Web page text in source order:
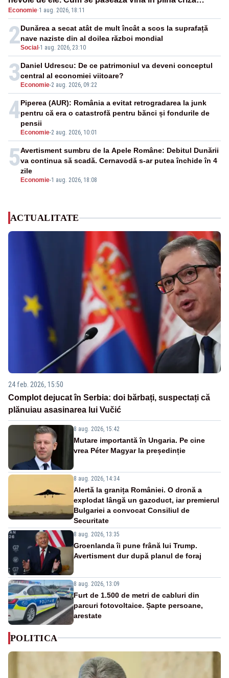
energetică
Economie·1 aug. 2026, 18:11
2Social -1 aug. 2026, 23:10
Dunărea a secat atât de mult încât a scos la suprafață
nave naziste din al doilea război mondial
3 Economie-2 aug. 2026, 09:22
Daniel Udrescu: De ce patrimoniul va deveni conceptul
central al economiei viitoare?
4
Economie-2 aug. 2026, 10:01
Piperea (AUR): România a evitat retrogradarea la junk
pentru că era o catastrofă pentru bănci și fondurile de
pensii
5
Economie-1 aug. 2026, 18:08
Avertisment sumbru de la Apele Române: Debitul Dunării
va continua să scadă. Cernavodă s-ar putea închide în 4
zile
ACTUALITATE
24 feb. 2026, 15:50
Complot dejucat în Serbia: doi bărbați, suspectați că
plănuiau asasinarea lui Vučić
8 aug. 2026, 15:42
Mutare importantă în Ungaria. Pe cine
vrea Péter Magyar la președinție
8 aug. 2026, 14:34
Alertă la granița României. O dronă a
explodat lângă un gazoduct, iar premierul
Bulgariei a convocat Consiliul de
Securitate
8 aug. 2026, 13:35
Groenlanda îi pune frână lui Trump.
Avertisment dur după planul de foraj
8 aug. 2026, 13:09
Furt de 1.500 de metri de cabluri din
parcuri fotovoltaice. Șapte persoane,
arestate
POLITICA